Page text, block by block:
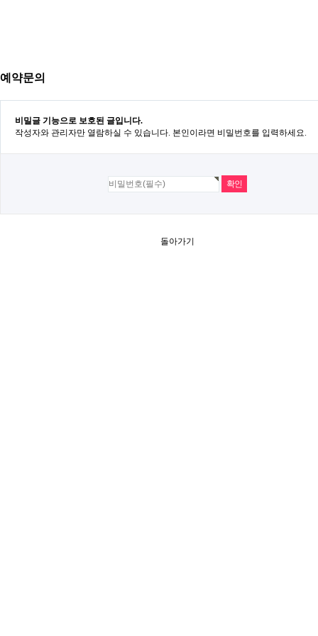
예약문의
비밀글 기능으로 보호된 글입니다.
작성자와 관리자만 열람하실 수 있습니다. 본인이라면 비밀번호를 입력하세요.
돌아가기